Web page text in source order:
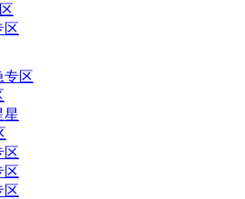
区
专区
星
区
区
区